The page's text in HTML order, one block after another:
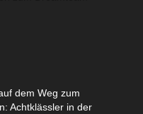
dem Weg zum
Achtklässler in der